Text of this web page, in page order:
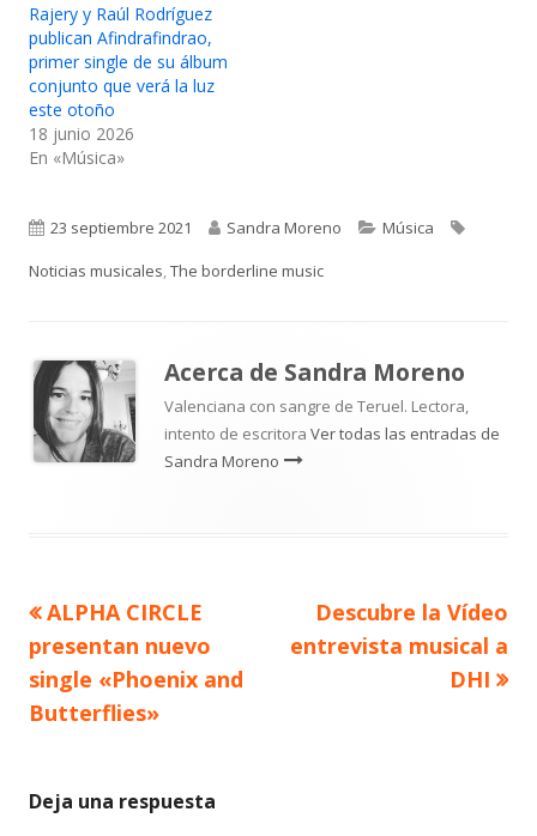
Rajery y Raúl Rodríguez
publican Afindrafindrao,
primer single de su álbum
conjunto que verá la luz
este otoño
18 junio 2026
En «Música»
Publicado
el
23 septiembre 2021 Autor
Sandra Moreno Categorías
Música
Noticias musicales,The borderline music
Acerca de Sandra Moreno
Valenciana con sangre de Teruel. Lectora,
intento de escritora Ver todas las entradas de
Sandra Moreno
Navegación
de
entradas
Artículo
anterior
ALPHA CIRCLE
presentan nuevo
single «Phoenix and
Butterflies»
Artículo
siguiente
Descubre la Vídeo
entrevista musical a
DHI
Deja una respuesta